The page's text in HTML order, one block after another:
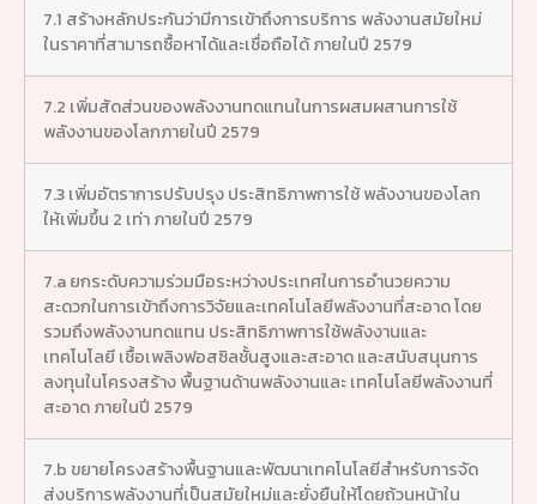
7.1 สร้างหลักประกันว่ามีการเข้าถึงการบริการ พลังงานสมัยใหม่
ในราคาที่สามารถซื้อหาได้และเชื่อถือได้ ภายในปี 2579
7.2 เพิ่มสัดส่วนของพลังงานทดแทนในการผสมผสานการใช้
พลังงานของโลกภายในปี 2579
7.3 เพิ่มอัตราการปรับปรุง ประสิทธิภาพการใช้ พลังงานของโลก
ให้เพิ่มขึ้น 2 เท่า ภายในปี 2579
7.a ยกระดับความร่วมมือระหว่างประเทศในการอำนวยความ
สะดวกในการเข้าถึงการวิจัยและเทคโนโลยีพลังงานที่สะอาด โดย
รวมถึงพลังงานทดแทน ประสิทธิภาพการใช้พลังงานและ
เทคโนโลยี เชื้อเพลิงฟอสซิลชั้นสูงและสะอาด และสนับสนุนการ
ลงทุนในโครงสร้าง พื้นฐานด้านพลังงานและ เทคโนโลยีพลังงานที่
สะอาด ภายในปี 2579
7.b ขยายโครงสร้างพื้นฐานและพัฒนาเทคโนโลยีสำหรับการจัด
ส่งบริการพลังงานที่เป็นสมัยใหม่และยั่งยืนให้โดยถ้วนหน้าใน